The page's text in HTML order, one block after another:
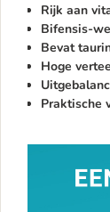
Rijk aan
Bifensis-
Bevat
Hoge
Praktische